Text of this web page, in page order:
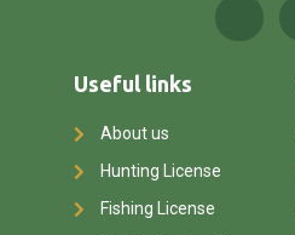
Useful links
About us
Hunting License
Fishing License